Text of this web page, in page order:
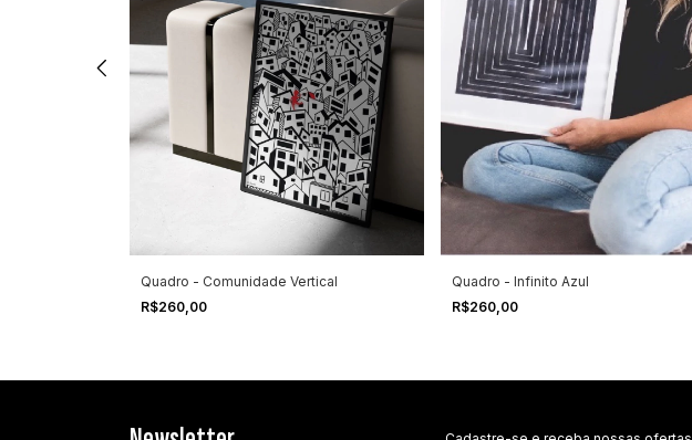
Quadro - Comunidade Vertical
R$260,00
Quadro - Infinito Azul
R$260,00